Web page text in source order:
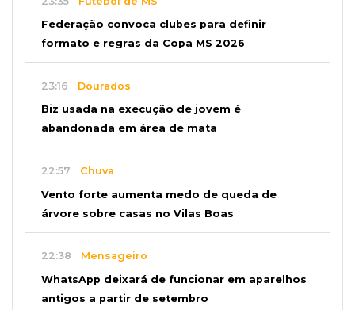
Federação convoca clubes para definir
formato e regras da Copa MS 2026
23:16 Dourados
Biz usada na execução de jovem é
abandonada em área de mata
22:57 Chuva
Vento forte aumenta medo de queda de
árvore sobre casas no Vilas Boas
22:38 Mensageiro
WhatsApp deixará de funcionar em aparelhos
antigos a partir de setembro